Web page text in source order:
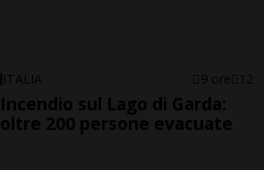
ITALIA 9 ore 12
Incendio sul Lago di Garda:
oltre 200 persone evacuate